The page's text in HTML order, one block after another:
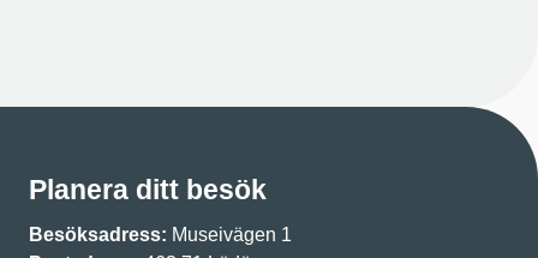
Planera ditt besök
Besöksadress: Museivägen 1